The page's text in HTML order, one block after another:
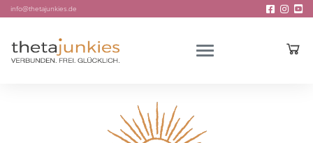
info@thetajunkies.de